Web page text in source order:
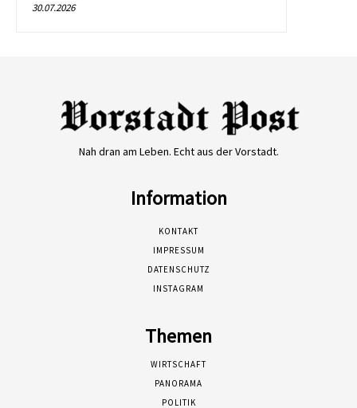
30.07.2026
Nah dran am Leben. Echt aus der Vorstadt.
Information
KONTAKT
IMPRESSUM
DATENSCHUTZ
INSTAGRAM
Themen
WIRTSCHAFT
PANORAMA
POLITIK